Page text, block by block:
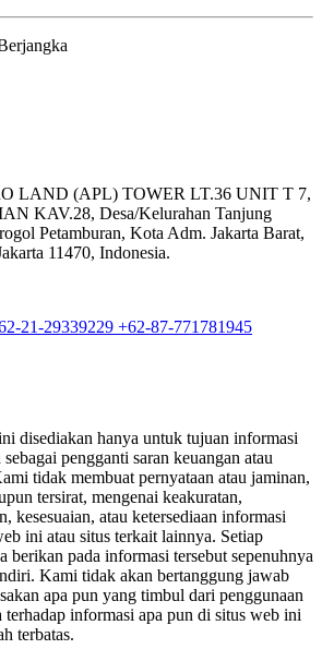
LAND (APL) TOWER LT.36 UNIT T 7,
KAV.28, Desa/Kelurahan Tanjung
Petamburan, Kota Adm. Jakarta Barat,
11470, Indonesia.
21-29339229 +62-87-771781945
disediakan hanya untuk tujuan informasi
pengganti saran keuangan atau
tidak membuat pernyataan atau jaminan,
tersirat, mengenai keakuratan,
kesesuaian, atau ketersediaan informasi
ini atau situs terkait lainnya. Setiap
berikan pada informasi tersebut sepenuhnya
Kami tidak akan bertanggung jawab
apa pun yang timbul dari penggunaan
terhadap informasi apa pun di situs web ini
terbatas.